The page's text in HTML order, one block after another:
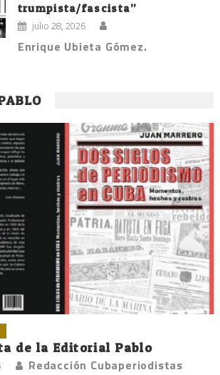
trumpista/fascista”
julio 28, 2026
Enrique Ubieta Gómez.
de la Editorial Pablo
Redacción Cubaperiodistas